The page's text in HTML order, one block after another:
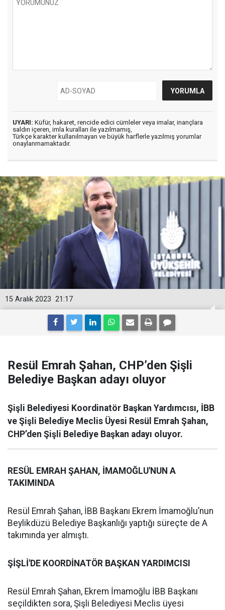
UYARI: Küfür, hakaret, rencide edici cümleler veya imalar, inançlara
saldırı içeren, imla kuralları ile yazılmamış,
Türkçe karakter kullanılmayan ve büyük harflerle yazılmış yorumlar
onaylanmamaktadır.
21:17
15 Aralık 2023
Resül Emrah Şahan, CHP’den Şişli
Belediye Başkan adayı oluyor
Şişli Belediyesi Koordinatör Başkan Yardımcısı, İBB
ve Şişli Belediye Meclis Üyesi Resül Emrah Şahan,
CHP’den Şişli Belediye Başkan adayı oluyor.
RESÜL EMRAH ŞAHAN, İMAMOĞLU'NUN A
TAKIMINDA
Resül Emrah Şahan, İBB Başkanı Ekrem İmamoğlu’nun
Beylikdüzü Belediye Başkanlığı yaptığı süreçte de A
takımında yer almıştı.
ŞİŞLİ'DE KOORDİNATÖR BAŞKAN YARDIMCISI
Resül Emrah Şahan, Ekrem İmamoğlu İBB Başkanı
seçildikten sora, Şişli Belediyesi Meclis üyesi